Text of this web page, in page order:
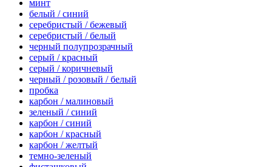
минт
белый / синий
серебристый / бежевый
серебристый / белый
черный полупрозрачный
серый / красный
серый / коричневый
черный / розовый / белый
пробка
карбон / малиновый
зеленый / синий
карбон / синий
карбон / красный
карбон / желтый
темно-зеленый